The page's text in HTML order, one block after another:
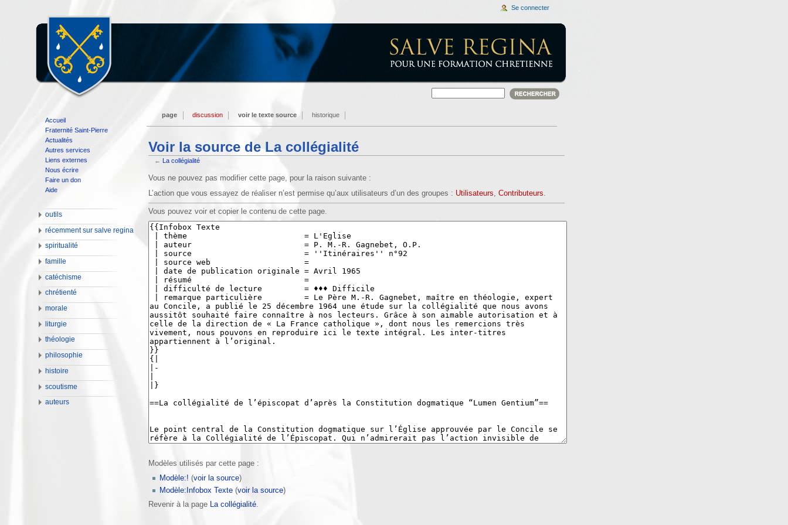
Voir la source de La collégialité
← La collégialité
Vous ne pouvez pas modifier cette page, pour la raison suivante :
L’action que vous essayez de réaliser n’est permise qu’aux utilisateurs d’un des groupes : Utilisateurs Contributeurs
Vous pouvez voir et copier le contenu de cette page.
Modèles utilisés par cette page :
Modèle:! (voir la source)
Modèle:Infobox Texte(voir la source)
Revenir à la page La collégialité.
page discussion voir le texte source historique
Se connecter
Accueil
Fraternité Saint-Pierre
Actualités
Autres services
Liens externes
Nous écrire
Faire un don
Aide
outils
récemment sur salve regina
spiritualité
famille
catéchisme
chrétienté
morale
liturgie
théologie
philosophie
histoire
scoutisme
auteurs